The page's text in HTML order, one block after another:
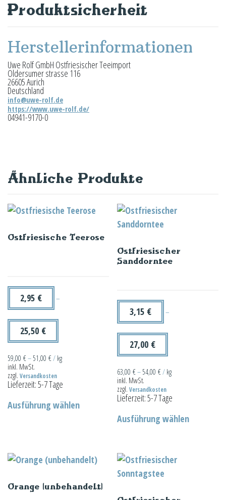
Produktsicherheit
Herstellerinformationen
Uwe Rolf GmbH Ostfriesischer Teeimport
Oldersumer strasse 116
26605 Aurich
Deutschland
info@uwe-rolf.de
https://www.uwe-rolf.de/
04941-9170-0
Ähnliche Produkte
Ostfriesische Teerose
2,95 € –
25,50 €
59,00 €– 51,00 €/ kg
inkl. MwSt.
zzgl. Versandkosten
Lieferzeit:5-7 Tage
Ausführung wählenProdukt
auf.
Optionen
Ostfriesischer
Sanddorntee
3,15 € –
27,00 €
63,00€– 54,00€/ kg
inkl. MwSt.
zzgl.Versandkosten
Lieferzeit:5-7 Tage
Ausführung wählenProdukt
Orange (unbehandelt)